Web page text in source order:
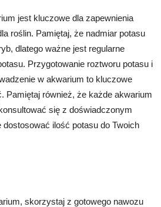
jest kluczowe dla zapewnienia
roślin. Pamiętaj, że nadmiar potasu
dlatego ważne jest regularne
Przygotowanie roztworu potasu i
w akwarium to kluczowe
Pamiętaj również, że każde akwarium
się z doświadczonym
ilość potasu do Twoich
skorzystaj z gotowego nawozu